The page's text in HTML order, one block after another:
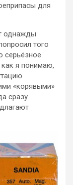
для
однажды
того
серьёзное
я понимаю,
«корявыми»
сразу